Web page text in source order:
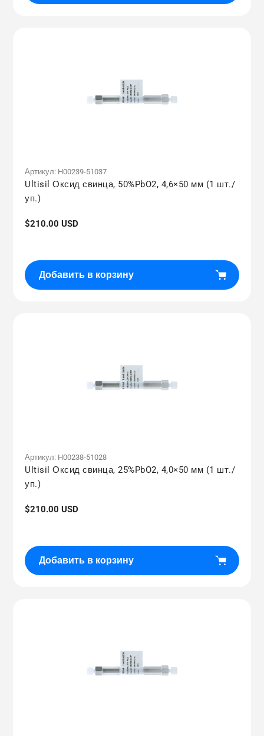
Артикул: H00239-51037
Ultisil Оксид свинца, 50%PbO2, 4,6×50 мм (1 шт./
уп.)
Обычная
$210.00 USD
Добавить в корзину
Артикул: H00238-51028
Ultisil Оксид свинца, 25%PbO2, 4,0×50 мм (1 шт./
уп.)
Обычная
$210.00 USD
Добавить в корзину